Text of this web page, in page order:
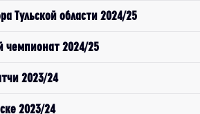
Тульской области 2024/25
чемпионат 2024/25
2023/24
2023/24